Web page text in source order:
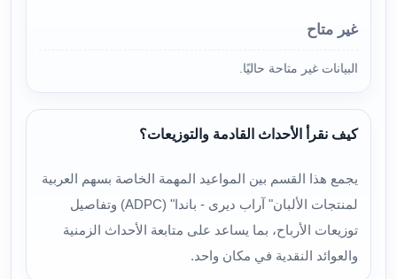
غير متاح
البيانات غير متاحة حاليًا.
كيف نقرأ الأحداث القادمة والتوزيعات؟
يجمع هذا القسم بين المواعيد المهمة الخاصة بسهم العربية
لمنتجات الألبان" آراب ديرى - باندا" (ADPC) وتفاصيل
توزيعات الأرباح، بما يساعد على متابعة الأحداث الزمنية
والعوائد النقدية في مكان واحد.